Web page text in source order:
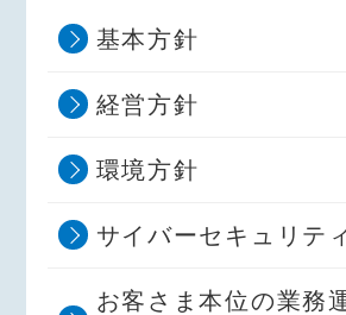
基本方針
経営方針
環境方針
サイバーセキュリテ
お客さま本位の業務